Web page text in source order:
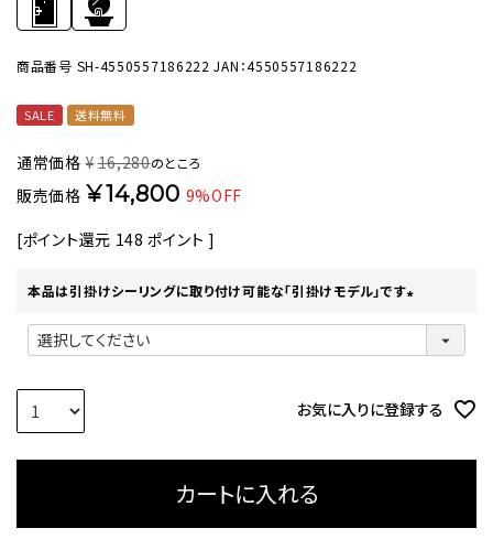
商品番号 SH-4550557186222 JAN：4550557186222
SALE 送料無料
通常価格 ¥16,280のところ
販売価格 ¥14,800 9%OFF
[ポイント還元 148 ポイント ]
本品は引掛けシーリングに取り付け可能な「引掛けモデル」です
(
お気に入りに登録する
カートに入れる